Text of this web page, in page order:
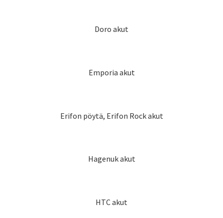
Doro akut
Emporia akut
Erifon pöytä, Erifon Rock akut
Hagenuk akut
HTC akut